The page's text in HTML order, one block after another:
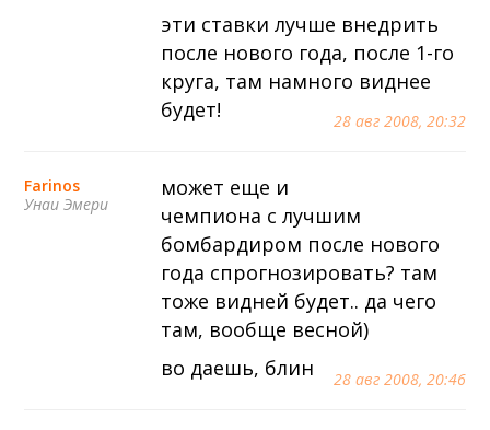
28 авг 2008, 20:32
эти ставки лучше внедрить
после нового года, после 1-го
круга, там намного виднее
будет!
Farinos
Унаи Эмери
28 авг 2008, 20:46
может еще и
чемпиона с лучшим
бомбардиром после нового
года спрогнозировать? там
тоже видней будет.. да чего
там, вообще весной)
во даешь, блин